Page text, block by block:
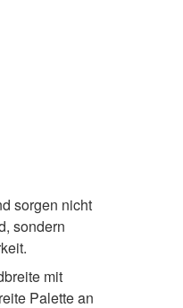
sorgen nicht
sondern
mit
Palette an